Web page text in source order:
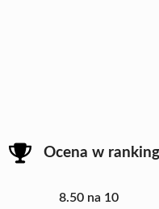
Ocena w
8.50 na 10